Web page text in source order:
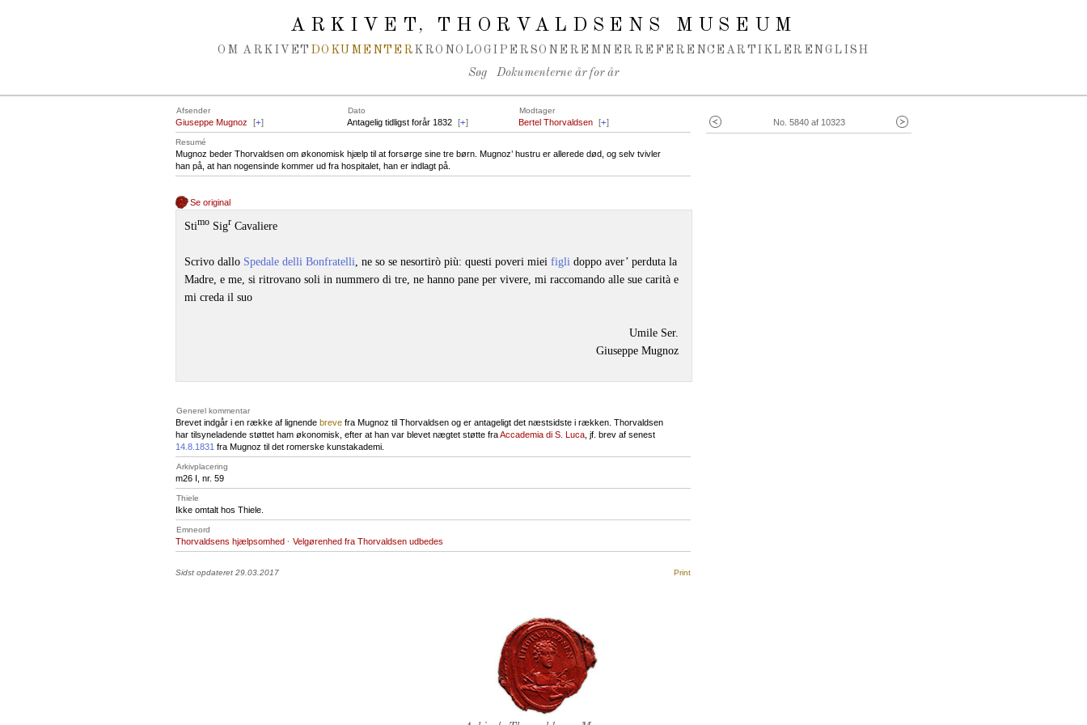
ARKIVET, THORVALDSENS MUSEUM
OM ARKIVET DOKUMENTER KRONOLOGI PERSONER EMNER REFERENCEARTIKLER ENGLISH
Søg Dokumenterne år for år
No. 5840 af 10323
Afsender Dato Modtager
Giuseppe Mugnoz [+] Antagelig tidligst forår 1832 [+] Bertel Thorvaldsen [+]
Resumé
Mugnoz beder Thorvaldsen om økonomisk hjælp til at forsørge sine tre børn. Mugnoz’ hustru er allerede død, og selv tvivler
han på, at han nogensinde kommer ud fra hospitalet, han er indlagt på.
Se original
Stimo Sigr Cavaliere
Scrivo dallo Spedale delli Bonfratelli , ne so se nesortirò più: questi poveri miei figli doppo aver’ perduta la
Madre, e me, si ritrovano soli in nummero di tre, ne hanno pane per vivere, mi raccomando alle sue carità e
mi creda il suo
Umile Ser.
Giuseppe Mugnoz
Generel kommentar
Brevet indgår i en række af lignende breve fra Mugnoz til Thorvaldsen og er antageligt det næstsidste i rækken. Thorvaldsen
har tilsyneladende støttet ham økonomisk, efter at han var blevet nægtet støtte fraAccademia di S. Luca , jf. brev af senest
14.8.1831 fra Mugnoz til det romerske kunstakademi.
Arkivplacering
m26 I, nr. 59
Thiele
Ikke omtalt hos Thiele.
Emneord
Thorvaldsens hjælpsomhed · Velgørenhed fra Thorvaldsen udbedes
Sidst opdateret 29.03.2017 Print